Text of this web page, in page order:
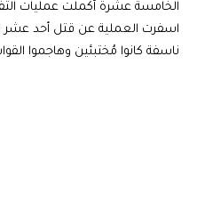
الخامسة عشرة أكملت عمليات
اسفرت العملية عن قتل أحد عشر
ناسفة كانوا مُختبئين وهاجموا